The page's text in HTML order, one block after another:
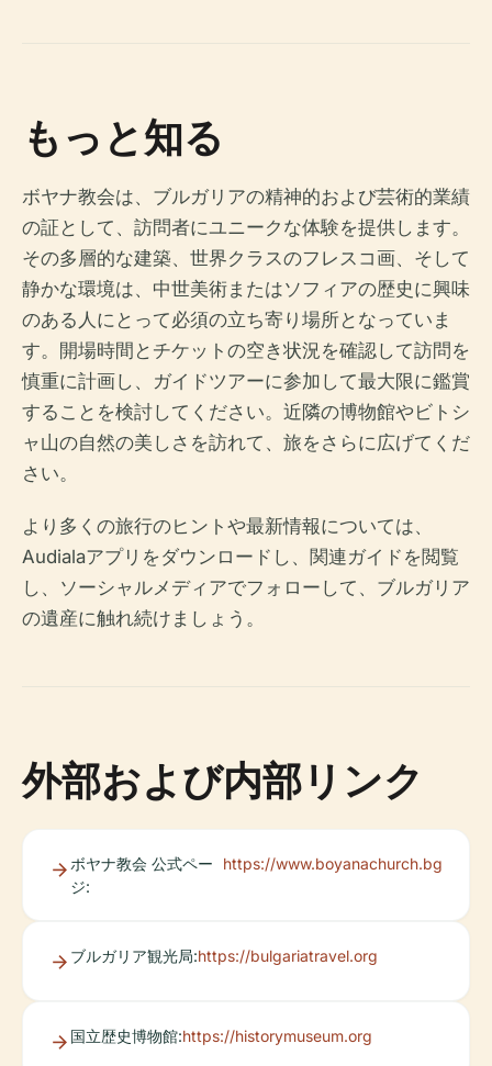
もっと知る
ボヤナ教会は、ブルガリアの精神的および芸術的業績
の証として、訪問者にユニークな体験を提供します。
その多層的な建築、世界クラスのフレスコ画、そして
静かな環境は、中世美術またはソフィアの歴史に興味
のある人にとって必須の立ち寄り場所となっていま
す。開場時間とチケットの空き状況を確認して訪問を
慎重に計画し、ガイドツアーに参加して最大限に鑑賞
することを検討してください。近隣の博物館やビトシ
ャ山の自然の美しさを訪れて、旅をさらに広げてくだ
さい。
より多くの旅行のヒントや最新情報については、
Audialaアプリをダウンロードし、関連ガイドを閲覧
し、ソーシャルメディアでフォローして、ブルガリア
の遺産に触れ続けましょう。
外部および内部リンク
ボヤナ教会 公式ペー
ジ:
https://www.boyanachurch.bg
ブルガリア観光局:https://bulgariatravel.org
国立歴史博物館:https://historymuseum.org